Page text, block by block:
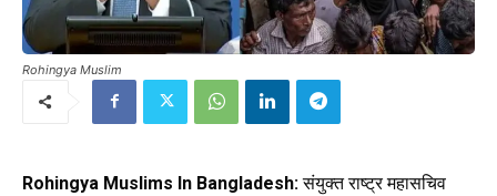
Rohingya Muslim
Rohingya Muslims In Bangladesh:संयुक्त राष्ट्र महासचिव